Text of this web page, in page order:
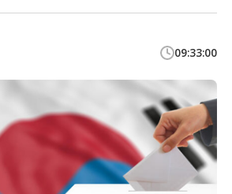
09:33:00